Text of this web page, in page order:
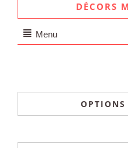
DÉCORS
Menu
OPTIONS